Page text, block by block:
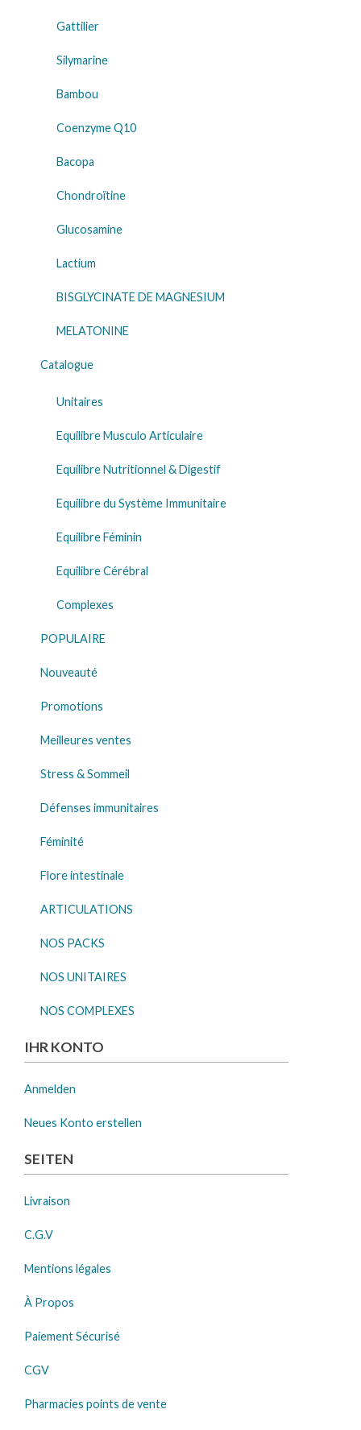
Gattilier
Silymarine
Bambou
Coenzyme Q10
Bacopa
Chondroïtine
Glucosamine
Lactium
BISGLYCINATE DE MAGNESIUM
MELATONINE
Catalogue
Unitaires
Equilibre Musculo Articulaire
Equilibre Nutritionnel & Digestif
Equilibre du Système Immunitaire
Equilibre Féminin
Equilibre Cérébral
Complexes
POPULAIRE
Nouveauté
Promotions
Meilleures ventes
Stress & Sommeil
Défenses immunitaires
Féminité
Flore intestinale
ARTICULATIONS
NOS PACKS
NOS UNITAIRES
NOS COMPLEXES
IHR KONTO
Anmelden
Neues Konto erstellen
SEITEN
Livraison
C.G.V
Mentions légales
À Propos
Paiement Sécurisé
CGV
Pharmacies points de vente